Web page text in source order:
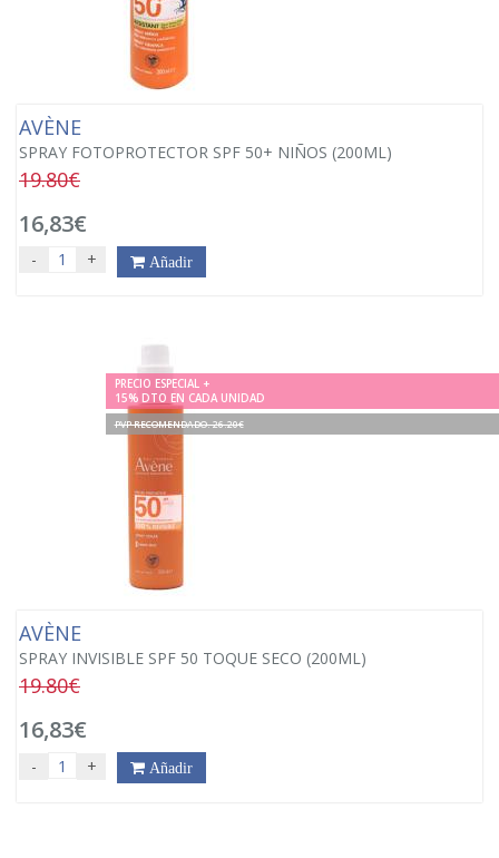
AVÈNE
SPRAY FOTOPROTECTOR SPF 50+ NIÑOS (200ML)
19.80€
16,83€
- + Añadir
PRECIO ESPECIAL +
15% DTO EN CADA UNIDAD
PVP RECOMENDADO. 26.20€
AVÈNE
SPRAY INVISIBLE SPF 50 TOQUE SECO (200ML)
19.80€
16,83€
- + Añadir